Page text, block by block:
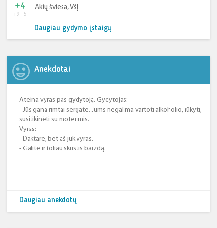
+9 -5
+4 Akių šviesa, VšĮ
Daugiau gydymo įstaigų
Anekdotai
Ateina vyras pas gydytoją. Gydytojas:
- Jūs gana rimtai sergate. Jums negalima vartoti alkoholio, rūkyti,
susitikinėti su moterimis.
Vyras:
- Daktare, bet aš juk vyras.
- Galite ir toliau skustis barzdą.
Daugiau anekdotų